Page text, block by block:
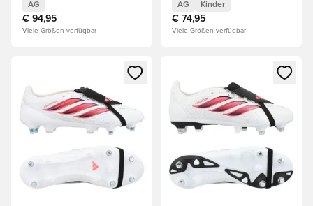
AG
€ 94,95
Viele Größen verfügbar
AG Kinder
€ 74,95
Viele Größen verfügbar
Öffnet ein Fenster zum Anmelden oder Registrieren als
Öffnet ein Fenster zum